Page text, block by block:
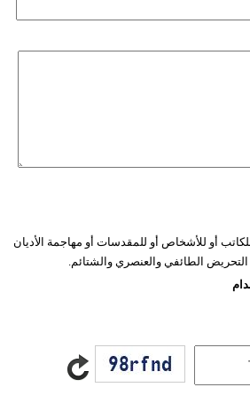
أو للأشخاص أو للمقدسات أو مهاجمة الأديان
التحريض الطائفي والعنصري والشتائم.